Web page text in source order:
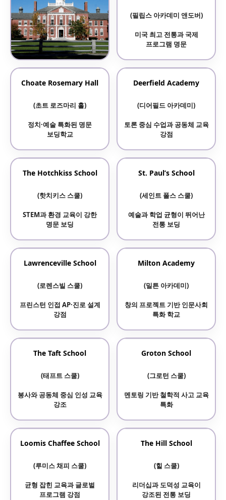
명문
(필립스 아카데미 앤도버)
미국 최고 전통과 국제
프로그램 명문
Choate Rosemary Hall
(초트 로즈마리 홀)
정치·예술 특화된 명문
보딩학교
Deerfield Academy
(디어필드 아카데미)
토론 중심 수업과 공동체 교육
강점
The Hotchkiss School
(핫치키스 스쿨)
STEM과 환경 교육이 강한
명문 보딩
St. Paul’s School
(세인트 폴스 스쿨)
예술과 학업 균형이 뛰어난
전통 보딩
Lawrenceville School
(로렌스빌 스쿨)
프린스턴 인접 AP·진로 설계
강점
Milton Academy
(밀튼 아카데미)
창의 프로젝트 기반 인문사회
특화 학교
The Taft School
(태프트 스쿨)
봉사와 공동체 중심 인성 교육
강조
Groton School
(그로턴 스쿨)
멘토링 기반 철학적 사고 교육
특화
Loomis Chaffee School
(루미스 채피 스쿨)
균형 잡힌 교육과 글로벌
프로그램 강점
The Hill School
(힐 스쿨)
리더십과 도덕성 교육이
강조된 전통 보딩